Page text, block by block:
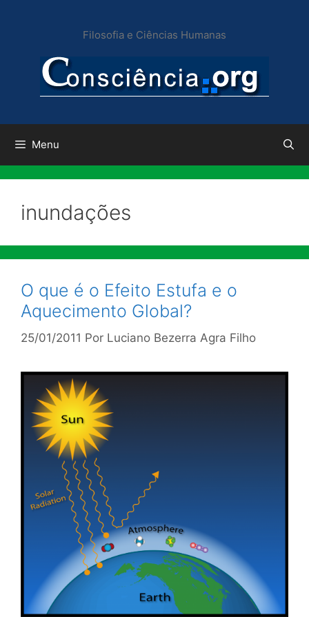
conteúdo
Filosofia e Ciências Humanas
Menu
inundações
O que é o Efeito Estufa e o
Aquecimento Global?
25/01/2011 Por Luciano Bezerra Agra Filho